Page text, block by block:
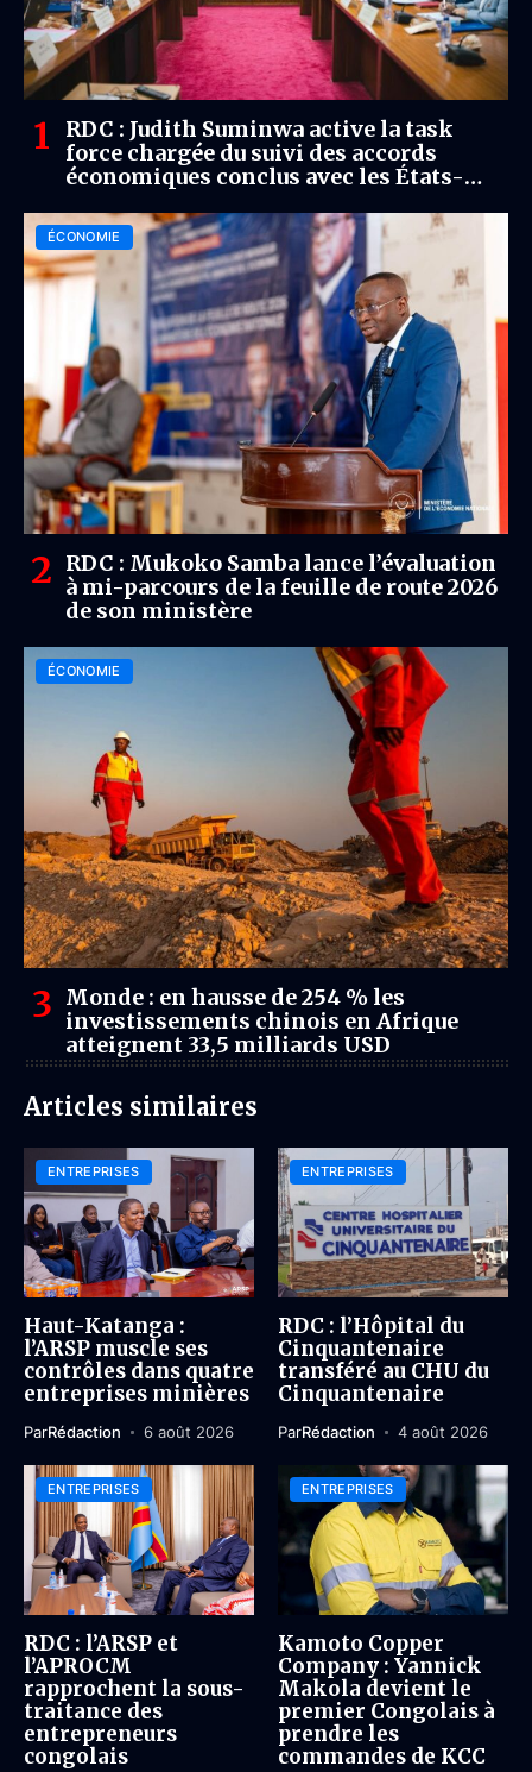
RDC : Judith Suminwa active la task
force chargée du suivi des accords
économiques conclus avec les États-
ÉCONOMIE
RDC : Mukoko Samba lance l’évaluation
à mi-parcours de la feuille de route 2026
de son ministère
ÉCONOMIE
Monde : en hausse de 254 % les
investissements chinois en Afrique
atteignent 33,5 milliards USD
Articles similaires
ENTREPRISES
Haut-Katanga :
l’ARSP muscle ses
contrôles dans quatre
entreprises minières
ParRédaction 6 août 2026
ENTREPRISES
RDC : l’Hôpital du
Cinquantenaire
transféré au CHU du
Cinquantenaire
ParRédaction 4 août 2026
ENTREPRISES
RDC : l’ARSP et
l’APROCM
rapprochent la sous-
traitance des
entrepreneurs
congolais
ENTREPRISES
Kamoto Copper
Company : Yannick
Makola devient le
premier Congolais à
prendre les
commandes de KCC